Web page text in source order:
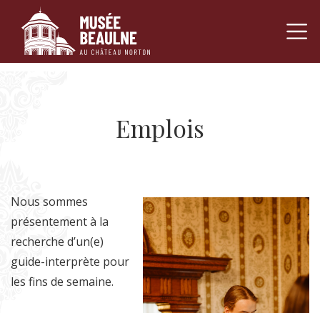
Passer au contenu Navigation
Emplois
Nous sommes
présentement à la
recherche d’un(e)
guide-interprète pour
les fins de semaine.